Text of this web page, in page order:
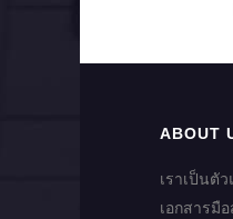
ABOUT
เราเป็นตั
เอกสารมื